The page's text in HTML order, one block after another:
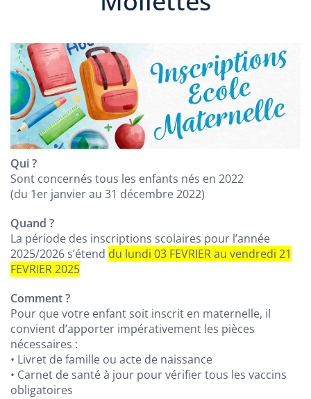
Qui ?
Sont concernés tous les enfants nés en 2022
(du 1er janvier au 31 décembre 2022)
Quand ?
La période des inscriptions scolaires pour l’année
2025/2026 s’étend du lundi 03 FEVRIER au vendredi 21
FEVRIER 2025
Comment ?
Pour que votre enfant soit inscrit en maternelle, il
convient d’apporter impérativement les pièces
nécessaires :
• Livret de famille ou acte de naissance
• Carnet de santé à jour pour vérifier tous les vaccins
obligatoires